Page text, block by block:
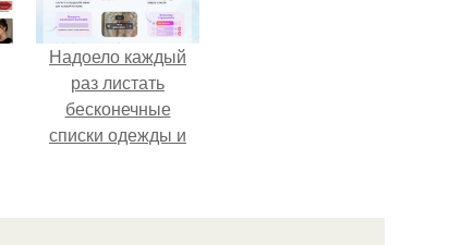
Надоело каждый
раз листать
бесконечные
списки одежды и
кусочкам?